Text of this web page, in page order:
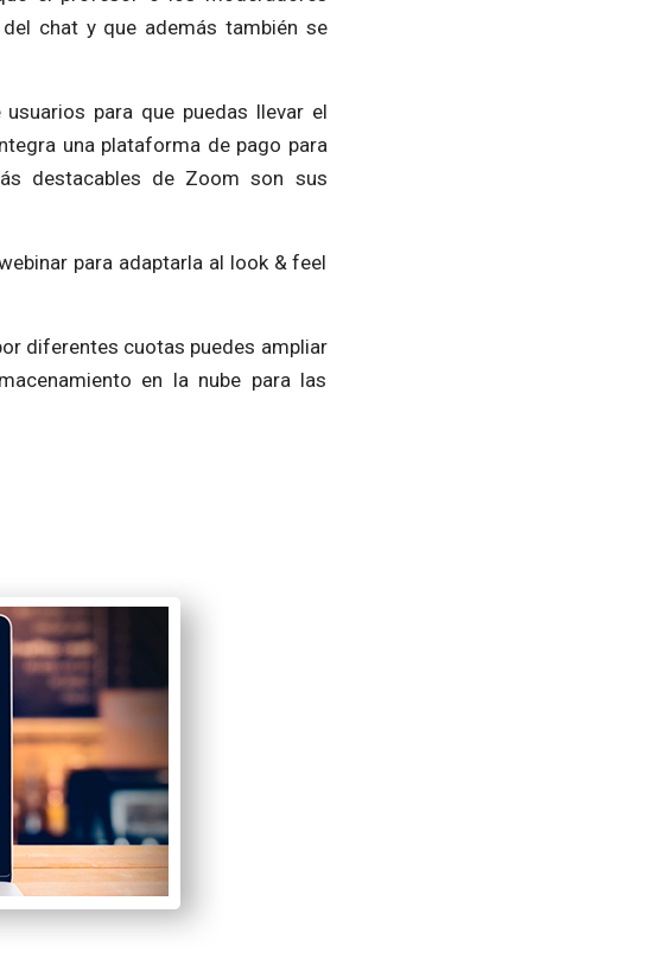
chat y que además también se
para que puedas llevar el
una plataforma de pago para
destacables de Zoom son sus
para adaptarla al look & feel
diferentes cuotas puedes ampliar
en la nube para las